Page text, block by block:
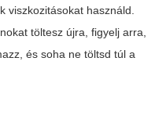
viszkozitásokat használd.
töltesz újra, figyelj arra,
és soha ne töltsd túl a